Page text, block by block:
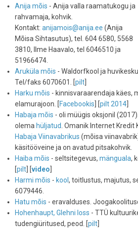
Anija mõis - Anija valla raamatukogu ja
rahvamaja, kohvik.
Kontakt: anijamois@anija.ee (Anija
Mõisa Sihtasutus), tel. 604 6580, 5568
3810, Ilme Haavalo, tel 6046510 ja
51966474.
Aruküla mõis - Waldorfkool ja
Tel/faks 6070601. [pilt
Harku mõis - kinnisvaraarendaja käes,
elamurajoon. [Facebookis ] [pilt 2014
Habaja mõis - oli müügis oksjonil
olema hüljatud. Omanik Internet Kredit
Habaja Viinavabrikus (mõisa
käsitööveine ja on avatud pitsakohvik.
Haiba mõis - seltsitegevus, mänguala,
[pilt ] [video
Harmi mõis - kool , toitlustus, majutus,
6079446.
Hatu mõis - eravalduses.
Hohenhaupt, Glehni loss - TTÜ
tudengiüritused, peod. [pilt